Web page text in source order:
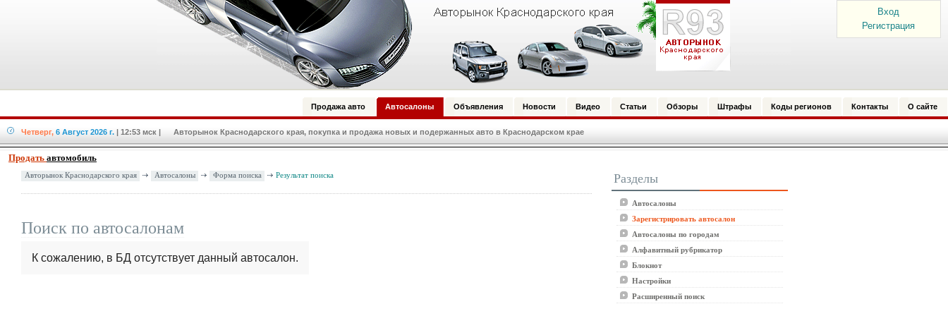
Вход
Регистрация
Продажа авто Автосалоны Объявления Новости Видео Статьи Обзоры Штрафы Коды регионов Контакты О сайте
Четверг, 6 Август 2026 г. | 12:53 мск | Авторынок Краснодарского края, покупка и продажа новых и подержанных авто в Краснодарском крае
Продать автомобиль
Авторынок Краснодарского края Автосалоны Форма поиска Результат поиска
Поиск по автосалонам
К сожалению, в БД отсутствует данный автосалон.
Разделы
Автосалоны
Зарегистрировать автосалон
Автосалоны по городам
Алфавитный рубрикатор
Блокнот
Настройки
Расширенный поиск